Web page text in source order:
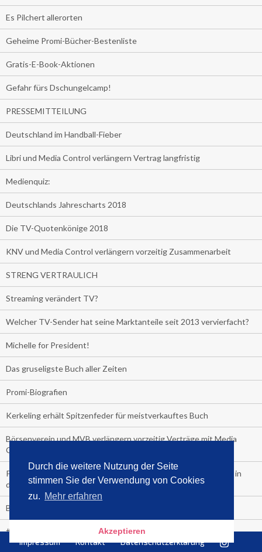
Durch die weitere Nutzung der Seite
stimmen Sie der Verwendung von Cookies
zu. Mehr erfahren
Akzeptieren
Es Pilchert allerorten
Geheime Promi-Bücher-Bestenliste
Gratis-E-Book-Aktionen
Gefahr fürs Dschungelcamp!
PRESSEMITTEILUNG
Deutschland im Handball-Fieber
Libri und Media Control verlängern Vertrag langfristig
Medienquiz:
Deutschlands Jahrescharts 2018
Die TV-Quotenkönige 2018
KNV und Media Control verlängern vorzeitig Zusammenarbeit
STRENG VERTRAULICH
Streaming verändert TV?
Welcher TV-Sender hat seine Marktanteile seit 2013 vervierfacht?
Michelle for President!
Das gruseligste Buch aller Zeiten
Promi-Biografien
Kerkeling erhält Spitzenfeder für meistverkauftes Buch
Börsenverein und MVB verlängern vorzeitig Verträge mit Media
Control bis 2024
PocketBook, Ceebo und Umbreit bringen Hörbuch-Downloads in
die Cloud
Bella Bella
#1-Bestseller: "Das ist Alpha!" von Kollegah
Impressum Kontakt Datenschutzerklärung